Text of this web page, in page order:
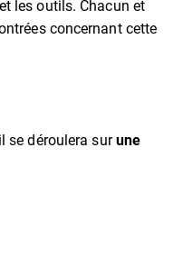
les outils. Chacun et
concernant cette
se déroulera surune